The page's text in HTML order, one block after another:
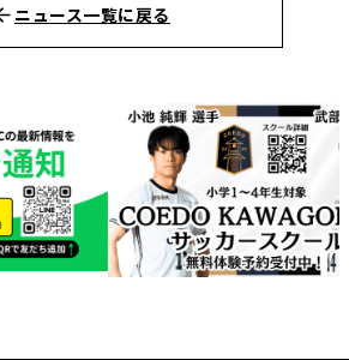
ニュース一覧に戻る